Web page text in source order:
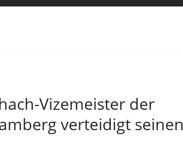
Vizemeister der
verteidigt seinen